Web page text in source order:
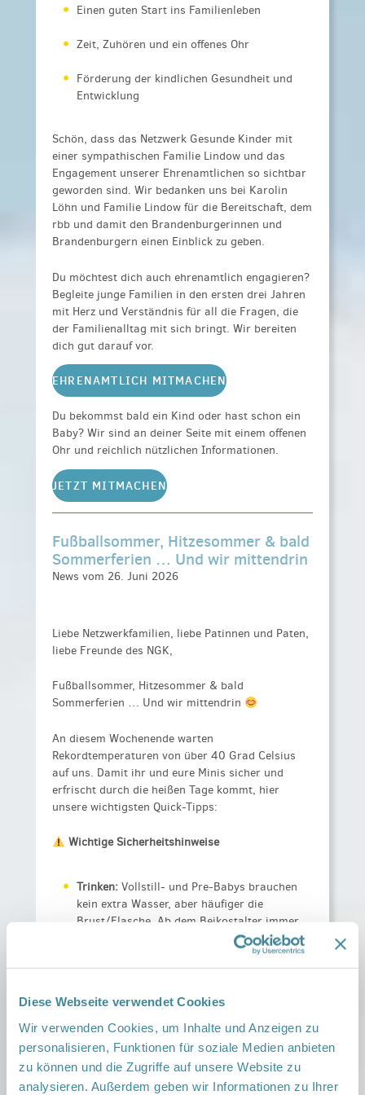
Diese Webseite verwendet Cookies
Wir verwenden Cookies, um Inhalte und Anzeigen zu
personalisieren, Funktionen für soziale Medien anbieten
zu können und die Zugriffe auf unsere Website zu
analysieren. Außerdem geben wir Informationen zu Ihrer
Einen guten Start ins Familienleben
Zeit, Zuhören und ein offenes Ohr
Förderung der kindlichen Gesundheit und
Entwicklung
Schön, dass das Netzwerk Gesunde Kinder mit
einer sympathischen Familie Lindow und das
Engagement unserer Ehrenamtlichen so sichtbar
geworden sind. Wir bedanken uns bei Karolin
Löhn und Familie Lindow für die Bereitschaft, dem
rbb und damit den Brandenburgerinnen und
Brandenburgern einen Einblick zu geben.
Du möchtest dich auch ehrenamtlich engagieren?
Begleite junge Familien in den ersten drei Jahren
mit Herz und Verständnis für all die Fragen, die
der Familienalltag mit sich bringt. Wir bereiten
dich gut darauf vor.
EHRENAMTLICH MITMACHEN
Du bekommst bald ein Kind oder hast schon ein
Baby? Wir sind an deiner Seite mit einem offenen
Ohr und reichlich nützlichen Informationen.
JETZT MITMACHEN
Fußballsommer, Hitzesommer & bald
Sommerferien … Und wir mittendrin
News vom 26. Juni 2026
Liebe Netzwerkfamilien, liebe Patinnen und Paten,
liebe Freunde des NGK,
Fußballsommer, Hitzesommer & bald
Sommerferien … Und wir mittendrin
An diesem Wochenende warten
Rekordtemperaturen von über 40 Grad Celsius
auf uns. Damit ihr und eure Minis sicher und
erfrischt durch die heißen Tage kommt, hier
unsere wichtigsten Quick-Tipps:
Wichtige Sicherheitshinweise
Trinken: Vollstill- und Pre-Babys brauchen
kein extra Wasser, aber häufiger die
Brust/Flasche. Ab dem Beikostalter immer
Kinderwagen-Falle:Hängt niemals Tücher
sofort ein lebensgefährlicher Hitzestau.
Nutzt Sonnensegel.
Sonnenschutz:
gehören gar nicht in die direkte Sonne.
Nutzt schattige Plätze, UV-Kleidung und